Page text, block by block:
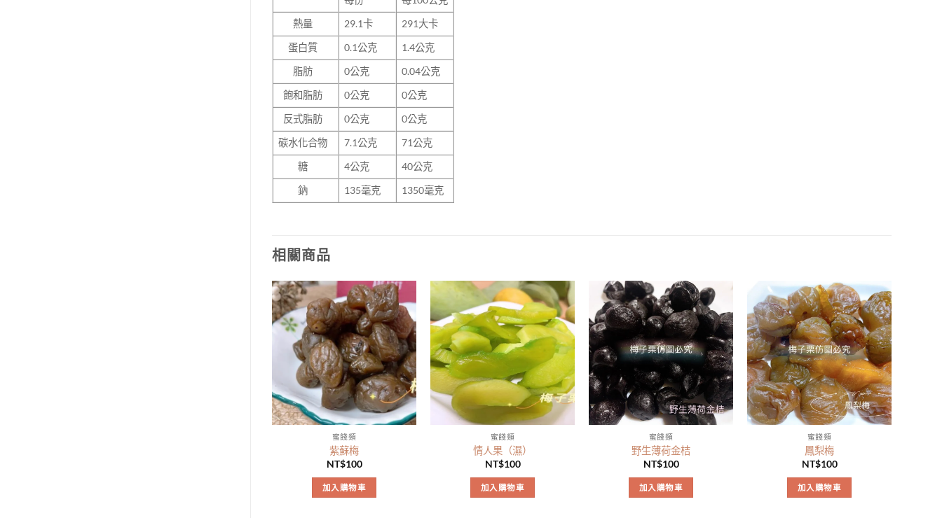
熱量
29.1卡
291大卡
蛋白質
0.1公克
1.4公克
脂肪
0公克
0.04公克
飽和脂肪
0公克
0公克
反式脂肪
0公克
0公克
碳水化合物
7.1公克
71公克
糖
4公克
40公克
鈉
135毫克 1350毫克
相關商品
蜜餞類
紫蘇梅
NT$100
加入購物車
蜜餞類
情人果（濕）
NT$100
加入購物車
蜜餞類
野生薄荷金桔
NT$100
加入購物車
蜜餞類
鳳梨梅
NT$100
加入購物車